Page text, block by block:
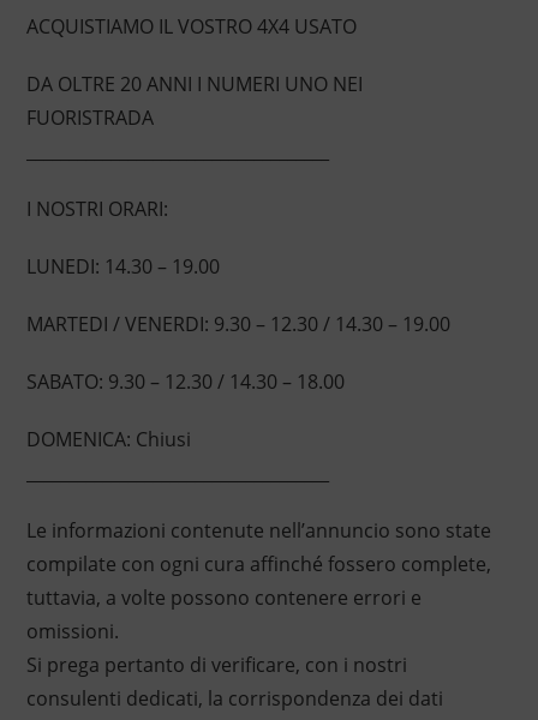
ACQUISTIAMO IL VOSTRO 4X4 USATO
DA OLTRE 20 ANNI I NUMERI UNO NEI
FUORISTRADA
I NOSTRI ORARI:
LUNEDI: 14.30 – 19.00
MARTEDI / VENERDI: 9.30 – 12.30 / 14.30 – 19.00
SABATO: 9.30 – 12.30 / 14.30 – 18.00
DOMENICA: Chiusi
Le informazioni contenute nell’annuncio sono state
compilate con ogni cura affinché fossero complete,
tuttavia, a volte possono contenere errori e
omissioni.
Si prega pertanto di verificare, con i nostri
consulenti dedicati, la corrispondenza dei dati